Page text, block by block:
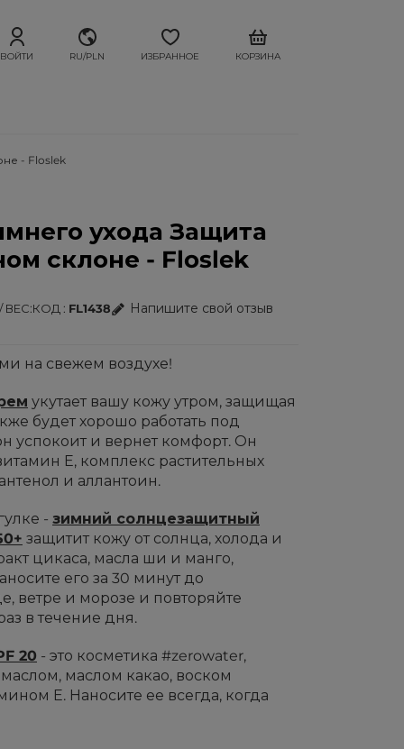
ВОЙТИ RU/PLN ИЗБРАННОЕ КОРЗИНА
- Floslek
ухода Защита
склоне - Floslek
ВЕС КОД FL1438 Напишите свой отзыв
на свежем воздухе!
укутает вашу кожу утром, защищая
будет хорошо работать под
успокоит и вернет комфорт. Он
Е, комплекс растительных
и аллантоин.
- зимний солнцезащитный
защитит кожу от солнца, холода и
цикаса, масла ши и манго,
его за 30 минут до
ветре и морозе и повторяйте
в течение дня.
20 - это косметика #zerowater,
маслом какао, воском
Е. Наносите ее всегда, когда